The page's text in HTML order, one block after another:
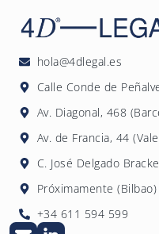
hola@4dlegal.es
Calle Conde de
Av. Diagonal, 468
Av. de Francia, 44
C. José Delgado
Próximamente (Bilbao)
+34 611 594 599